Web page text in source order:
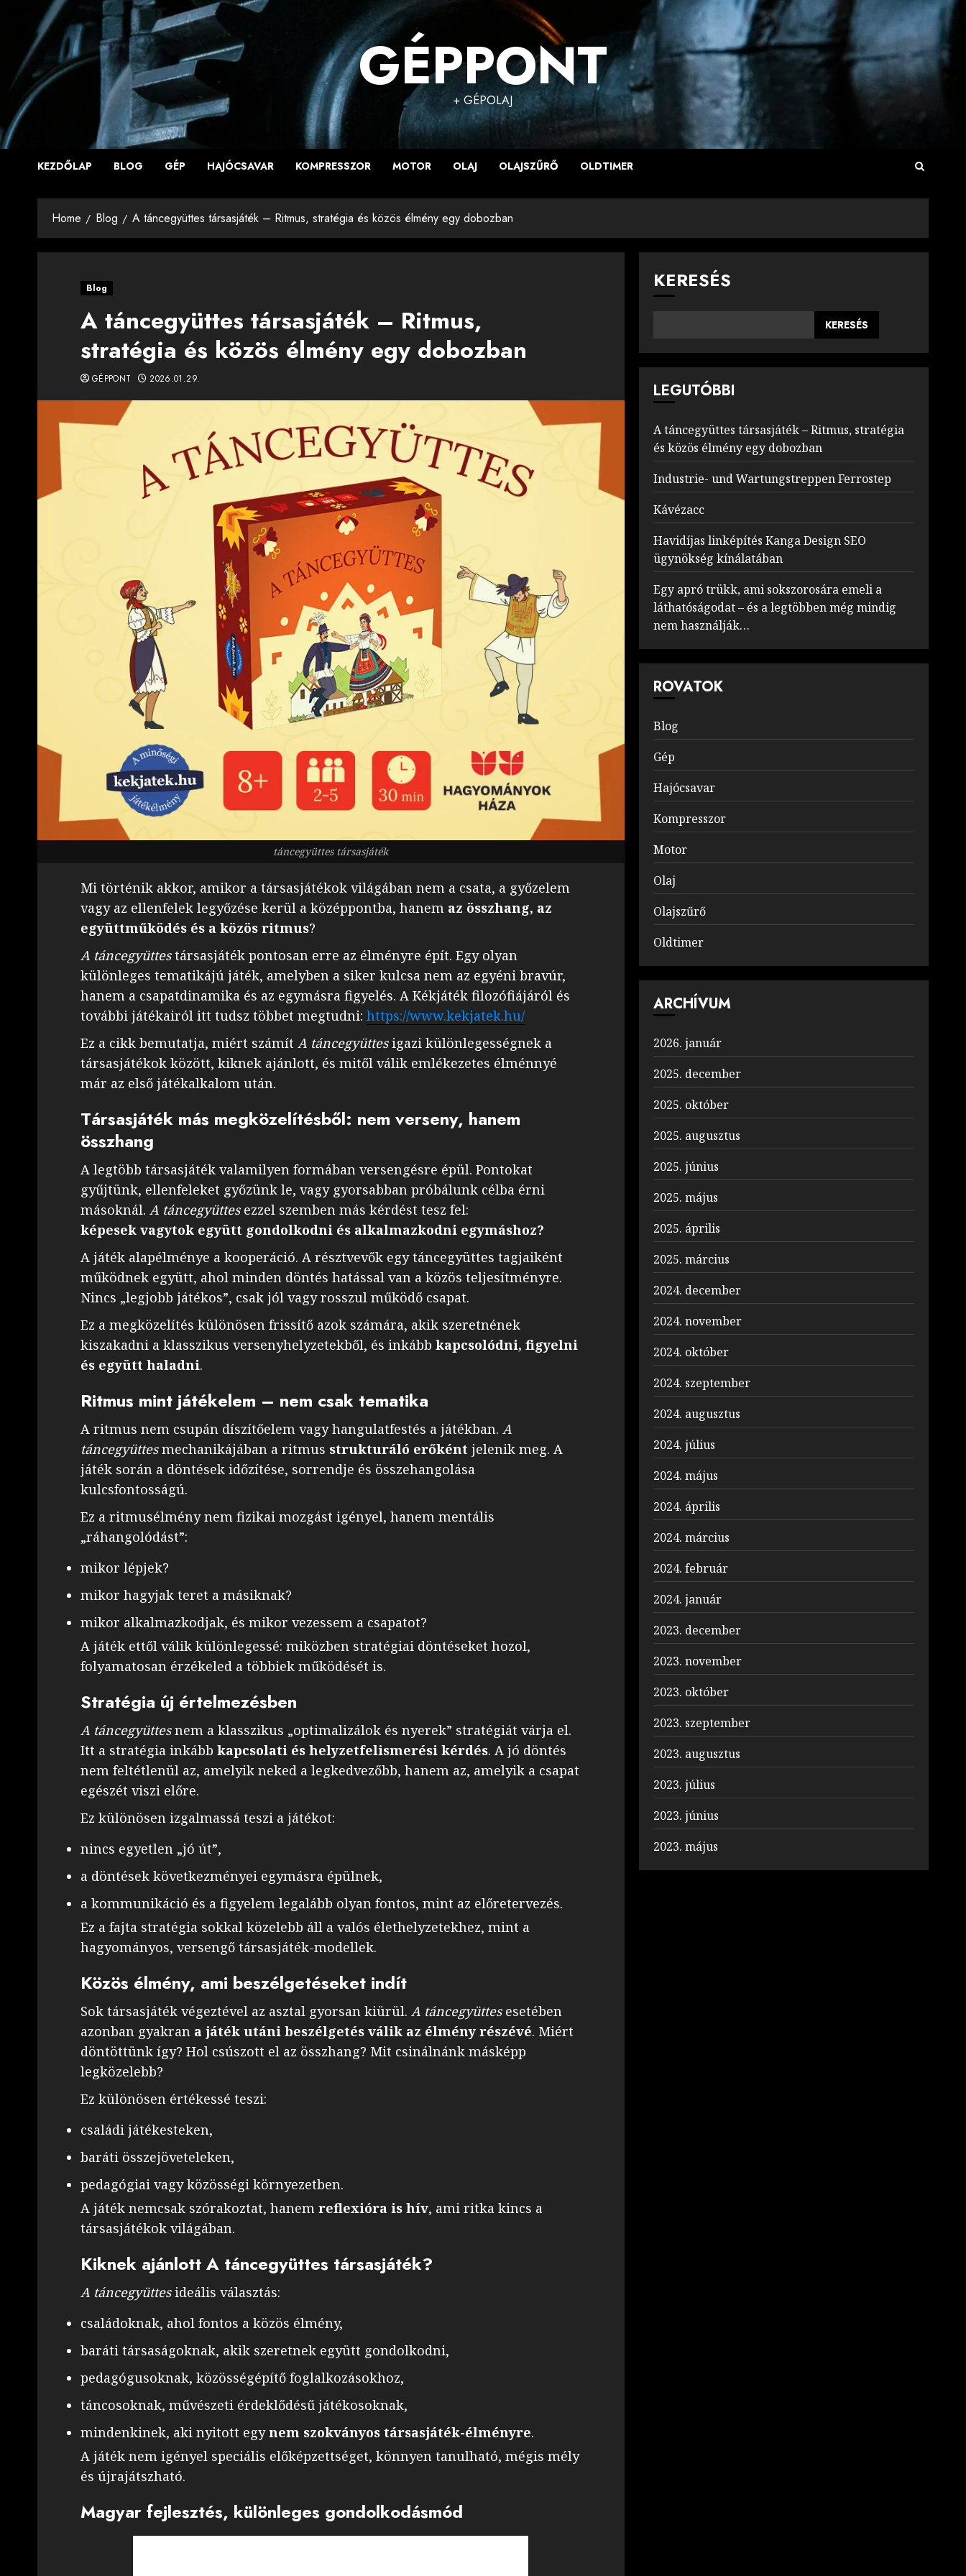
content
GÉPPONT
+ GÉPOLAJ
KEZDŐLAP BLOG GÉP HAJÓCSAVAR KOMPRESSZOR MOTOR OLAJ OLAJSZŰRŐ OLDTIMER
Home Blog A táncegyüttes társasjáték – Ritmus, stratégia és közös élmény egy dobozban
Blog
A táncegyüttes társasjáték – Ritmus,
stratégia és közös élmény egy dobozban
GÉPPONT 2026.01.29.
táncegyüttes társasjáték
Mi történik akkor, amikor a társasjátékok világában nem a csata, a győzelem
vagy az ellenfelek legyőzése kerül a középpontba, hanem az összhang, az
együttműködés és a közös ritmus?
A táncegyüttestársasjáték pontosan erre az élményre épít. Egy olyan
különleges tematikájú játék, amelyben a siker kulcsa nem az egyéni bravúr,
hanem a csapatdinamika és az egymásra figyelés. A Kékjáték filozófiájáról és
további játékairól itt tudsz többet megtudni: https://www.kekjatek.hu/
Ez a cikk bemutatja, miért számít A táncegyüttesigazi különlegességnek a
társasjátékok között, kiknek ajánlott, és mitől válik emlékezetes élménnyé
már az első játékalkalom után.
Társasjáték más megközelítésből: nem verseny, hanem
összhang
A legtöbb társasjáték valamilyen formában versengésre épül. Pontokat
gyűjtünk, ellenfeleket győzünk le, vagy gyorsabban próbálunk célba érni
másoknál. A táncegyüttesezzel szemben más kérdést tesz fel:
képesek vagytok együtt gondolkodni és alkalmazkodni egymáshoz?
A játék alapélménye a kooperáció. A résztvevők egy táncegyüttes tagjaiként
működnek együtt, ahol minden döntés hatással van a közös teljesítményre.
Nincs „legjobb játékos”, csak jól vagy rosszul működő csapat.
Ez a megközelítés különösen frissítő azok számára, akik szeretnének
kiszakadni a klasszikus versenyhelyzetekből, és inkább kapcsolódni, figyelni
és együtt haladni.
Ritmus mint játékelem – nem csak tematika
A ritmus nem csupán díszítőelem vagy hangulatfestés a játékban. A
táncegyüttesmechanikájában a ritmus strukturáló erőként jelenik meg. A
játék során a döntések időzítése, sorrendje és összehangolása
kulcsfontosságú.
Ez a ritmusélmény nem fizikai mozgást igényel, hanem mentális
„ráhangolódást”:
mikor lépjek?
mikor hagyjak teret a másiknak?
mikor alkalmazkodjak, és mikor vezessem a csapatot?
A játék ettől válik különlegessé: miközben stratégiai döntéseket hozol,
folyamatosan érzékeled a többiek működését is.
Stratégia új értelmezésben
A táncegyüttesnem a klasszikus „optimalizálok és nyerek” stratégiát várja el.
Itt a stratégia inkább kapcsolati és helyzetfelismerési kérdés. A jó döntés
nem feltétlenül az, amelyik neked a legkedvezőbb, hanem az, amelyik a csapat
egészét viszi előre.
Ez különösen izgalmassá teszi a játékot:
nincs egyetlen „jó út”,
a döntések következményei egymásra épülnek,
a kommunikáció és a figyelem legalább olyan fontos, mint az előretervezés.
Ez a fajta stratégia sokkal közelebb áll a valós élethelyzetekhez, mint a
hagyományos, versengő társasjáték-modellek.
Közös élmény, ami beszélgetéseket indít
Sok társasjáték végeztével az asztal gyorsan kiürül. A táncegyüttesesetében
azonban gyakran a játék utáni beszélgetés válik az élmény részévé. Miért
döntöttünk így? Hol csúszott el az összhang? Mit csinálnánk másképp
legközelebb?
Ez különösen értékessé teszi:
családi játékesteken,
baráti összejöveteleken,
pedagógiai vagy közösségi környezetben.
A játék nemcsak szórakoztat, hanem reflexióra is hív, ami ritka kincs a
társasjátékok világában.
Kiknek ajánlott A táncegyüttes társasjáték?
A táncegyüttesideális választás:
családoknak, ahol fontos a közös élmény,
baráti társaságoknak, akik szeretnek együtt gondolkodni,
pedagógusoknak, közösségépítő foglalkozásokhoz,
táncosoknak, művészeti érdeklődésű játékosoknak,
mindenkinek, aki nyitott egynem szokványos társasjáték-élményre.
A játék nem igényel speciális előképzettséget, könnyen tanulható, mégis mély
és újrajátszható.
Magyar fejlesztés, különleges gondolkodásmód
KERESÉS
KERESÉS
LEGUTÓBBI
A táncegyüttes társasjáték – Ritmus, stratégia
és közös élmény egy dobozban
Industrie- und Wartungstreppen Ferrostep
Kávézacc
Havidíjas linképítés Kanga Design SEO
ügynökség kínálatában
Egy apró trükk, ami sokszorosára emeli a
láthatóságodat – és a legtöbben még mindig
nem használják…
ROVATOK
Blog
Gép
Hajócsavar
Kompresszor
Motor
Olaj
Olajszűrő
Oldtimer
ARCHÍVUM
2026. január
2025. december
2025. október
2025. augusztus
2025. június
2025. május
2025. április
2025. március
2024. december
2024. november
2024. október
2024. szeptember
2024. augusztus
2024. július
2024. május
2024. április
2024. március
2024. február
2024. január
2023. december
2023. november
2023. október
2023. szeptember
2023. augusztus
2023. július
2023. június
2023. május